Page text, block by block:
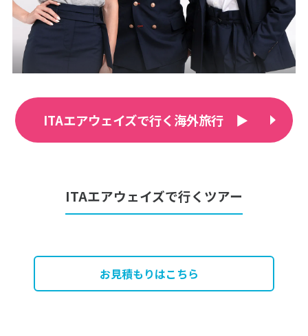
ITAエアウェイズで行く海外旅行 ▶
ITAエアウェイズで行くツアー
お見積もりはこちら